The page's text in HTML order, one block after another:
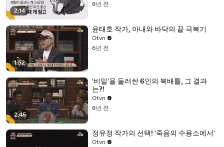
2:14
6년 전
1:52
윤태호 작가, 아내와 바닥의 끝 극복기
Otvn
6년 전
2:45
′비밀′을 둘러싼 6인의 북배틀, 그 결과
는?!
Otvn
6년 전
정유정 작가의 선택! ′죽음의 수용소에서′
Otvn